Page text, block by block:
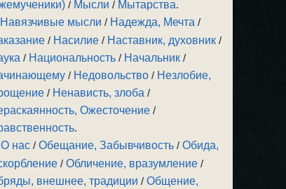
/ Мысли / Мытарства.
Навязчивые мысли / Надежда, Мечта /
/ Насилие / Наставник, духовник /
/ Национальность / Начальник /
/ Недовольство / Незлобие,
/ Ненависть, злоба /
Ожесточение /
.
О нас /Обещание, Забывчивость /Обида,
/Обличение, вразумление /
внешнее, традиции /Общение,